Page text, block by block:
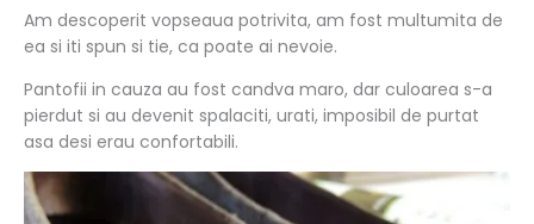
Am descoperit vopseaua potrivita, am fost multumita de
ea si iti spun si tie, ca poate ai nevoie.
Pantofii in cauza au fost candva maro, dar culoarea s-a
pierdut si au devenit spalaciti, urati, imposibil de purtat
asa desi erau confortabili.